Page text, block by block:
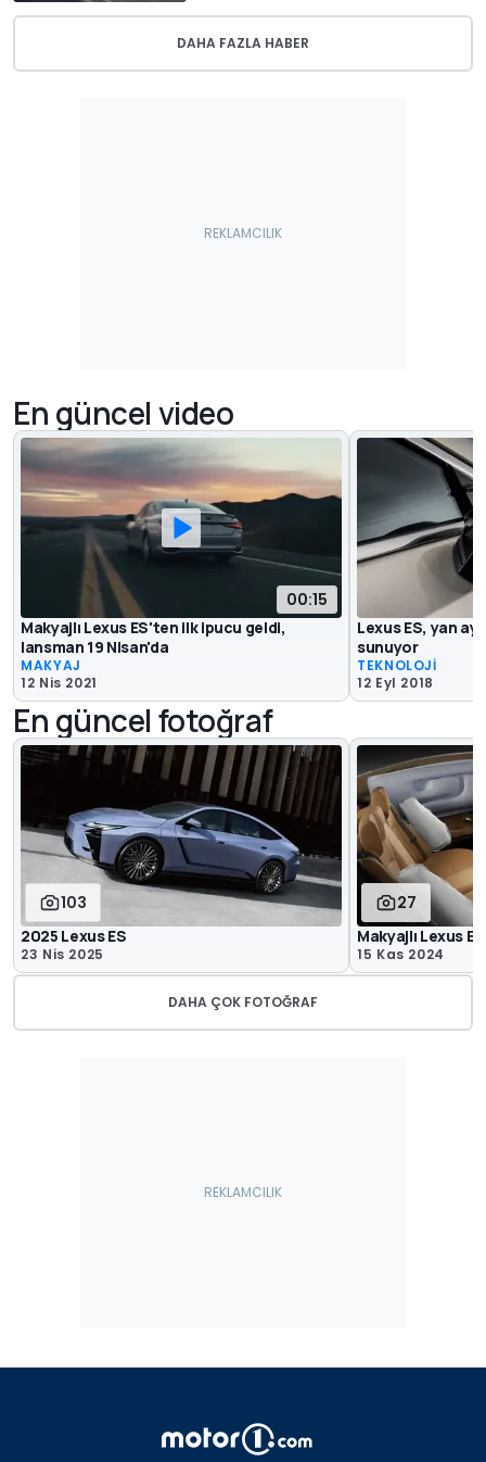
DAHA FAZLA HABER
En güncel video
00:15
Makyajlı Lexus ES'ten ilk ipucu geldi,
lansman 19 Nisan'da
MAKYAJ
12 Nis 2021
Lexus ES, yan
sunuyor
TEKNOLOJİ
12 Eyl 2018
En güncel fotoğraf
103
2025 Lexus ES
23 Nis 2025
27
Makyajlı Lexus
15 Kas 2024
DAHA ÇOK FOTOĞRAF